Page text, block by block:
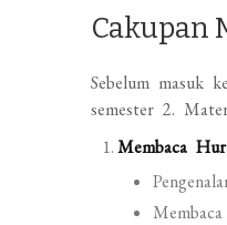
Cakupan
Sebelum masuk
semester 2.
Membaca